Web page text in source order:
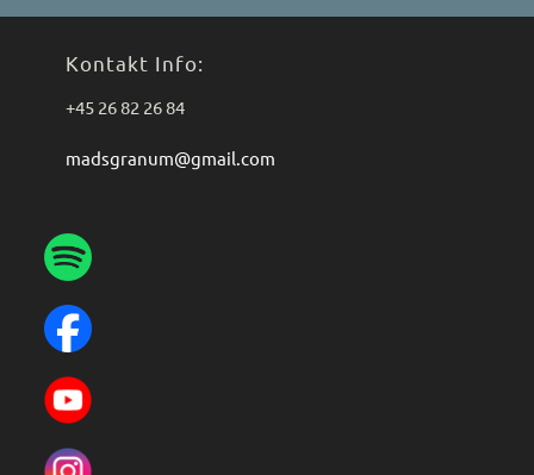
Kontakt Info:
+45 26 82 26 84
madsgranum@gmail.com